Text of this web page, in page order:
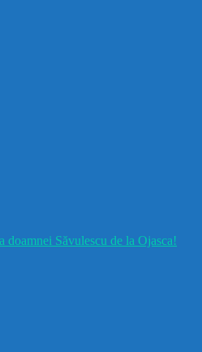
doamnei Săvulescu de la Ojasca!